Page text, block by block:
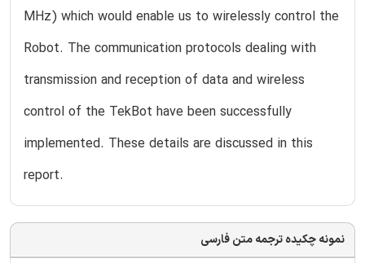
MHz) which would enable us to wirelessly control the
Robot. The communication protocols dealing with
transmission and reception of data and wireless
control of the TekBot have been successfully
implemented. These details are discussed in this
report.
نمونه چکیده ترجمه متن فارسی